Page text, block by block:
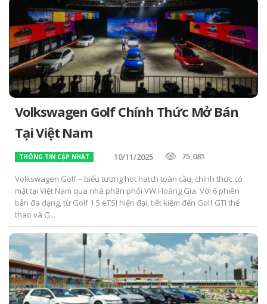
Volkswagen Golf Chính Thức Mở Bán
Tại Việt Nam
THÔNG TIN CẬP NHẬT 10/11/2025 75,081
Volkswagen Golf – biểu tượng hot hatch toàn cầu, chính thức có
mặt tại Việt Nam qua nhà phân phối VW Hoàng Gia. Với 6 phiên
bản đa dạng, từ Golf 1.5 eTSI hiện đại, tiết kiệm đến Golf GTI thể
thao và G...
ĐÓNG